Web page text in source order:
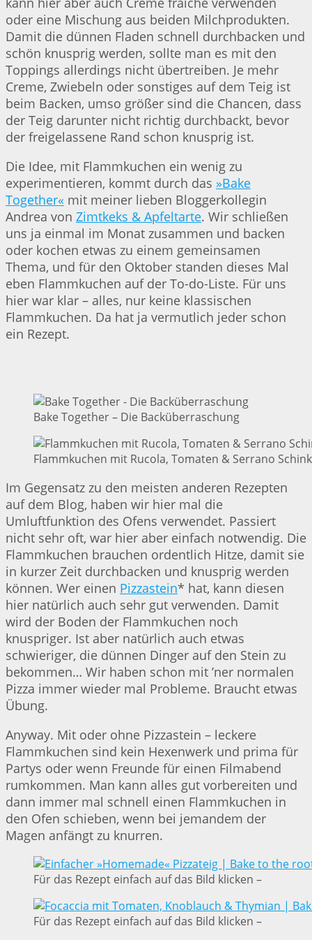
oder eine Mischung aus beiden Milchprodukten.
Damit die dünnen Fladen schnell durchbacken und
schön knusprig werden, sollte man es mit den
Toppings allerdings nicht übertreiben. Je mehr
Creme, Zwiebeln oder sonstiges auf dem Teig ist
beim Backen, umso größer sind die Chancen, dass
der Teig darunter nicht richtig durchbackt, bevor
der freigelassene Rand schon knusprig ist.
Die Idee, mit Flammkuchen ein wenig zu
experimentieren, kommt durch das »Bake
Together« mit meiner lieben Bloggerkollegin
Andrea von Zimtkeks & Apfeltarte. Wir schließen
uns ja einmal im Monat zusammen und backen
oder kochen etwas zu einem gemeinsamen
Thema, und für den Oktober standen dieses Mal
eben Flammkuchen auf der To-do-Liste. Für uns
hier war klar – alles, nur keine klassischen
Flammkuchen. Da hat ja vermutlich jeder schon
ein Rezept.
Bake Together – Die Backüberraschung
Flammkuchen mit Rucola, Tomaten & Serrano
Im Gegensatz zu den meisten anderen Rezepten
auf dem Blog, haben wir hier mal die
Umluftfunktion des Ofens verwendet. Passiert
nicht sehr oft, war hier aber einfach notwendig. Die
Flammkuchen brauchen ordentlich Hitze, damit sie
in kurzer Zeit durchbacken und knusprig werden
können. Wer einen Pizzastein* hat, kann diesen
hier natürlich auch sehr gut verwenden. Damit
wird der Boden der Flammkuchen noch
knuspriger. Ist aber natürlich auch etwas
schwieriger, die dünnen Dinger auf den Stein zu
bekommen… Wir haben schon mit ’ner normalen
Pizza immer wieder mal Probleme. Braucht etwas
Übung.
Anyway. Mit oder ohne Pizzastein – leckere
Flammkuchen sind kein Hexenwerk und prima für
Partys oder wenn Freunde für einen Filmabend
rumkommen. Man kann alles gut vorbereiten und
dann immer mal schnell einen Flammkuchen in
den Ofen schieben, wenn bei jemandem der
Magen anfängt zu knurren.
Für das Rezept einfach auf das Bild klicken –
Für das Rezept einfach auf das Bild klicken –